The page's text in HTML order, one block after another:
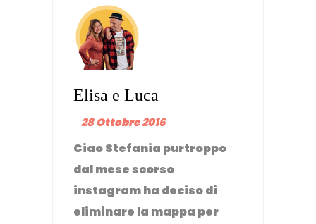
Elisa e Luca
28 Ottobre 2016
Ciao Stefania purtroppo
dal mese scorso
instagram ha deciso di
eliminare la mappa per